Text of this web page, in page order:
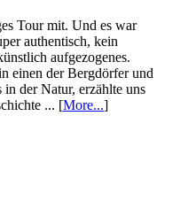
Tour mit. Und es war
authentisch, kein
aufgezogenes.
einen der Bergdörfer und
in der Natur, erzählte uns
... [More...]